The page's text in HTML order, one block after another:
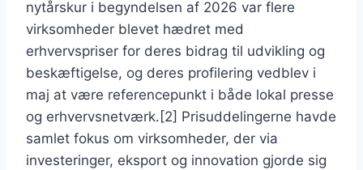
nytårskur i begyndelsen af 2026 var flere
virksomheder blevet hædret med
erhvervspriser for deres bidrag til udvikling og
beskæftigelse, og deres profilering vedblev i
maj at være referencepunkt i både lokal presse
og erhvervsnetværk.[2] Prisuddelingerne havde
samlet fokus om virksomheder, der via
investeringer, eksport og innovation gjorde sig